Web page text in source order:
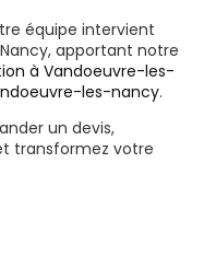
équipe intervient
apportant notre
à Vandoeuvre-les-
les-nancy.
un devis,
transformez votre